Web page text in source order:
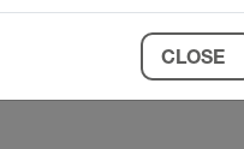
Les nez de marches de la cage
acier inoxydable. La sécurité des
CLOSE